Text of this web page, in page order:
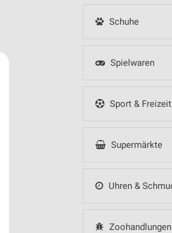
Schuhe
Spielwaren
Sport & Freizeit
Supermärkte
Uhren &
Zoohandlungen